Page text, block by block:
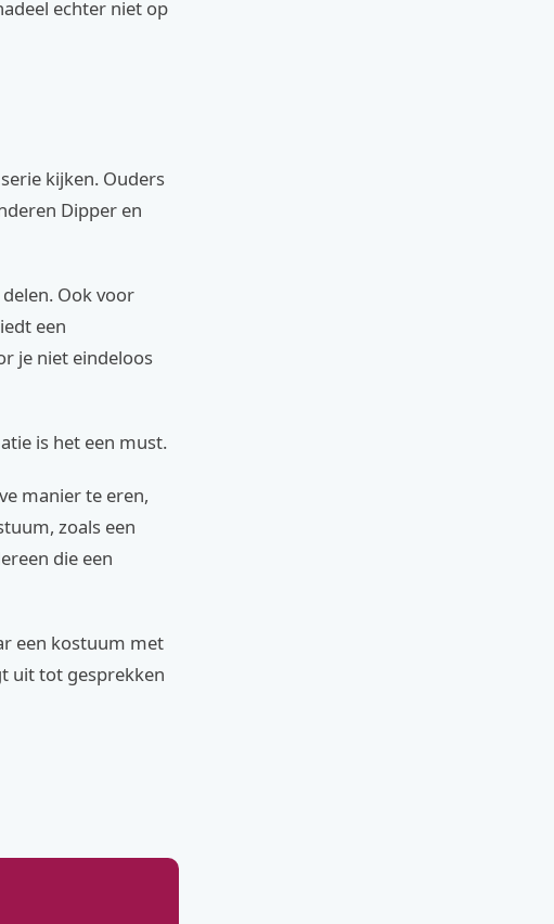
echter niet op
kijken. Ouders
Dipper en
Ook voor
een
je niet eindeloos
is het een must.
manier te eren,
zoals een
die een
een kostuum met
uit tot gesprekken